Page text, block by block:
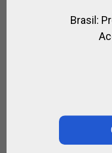
Brasil: